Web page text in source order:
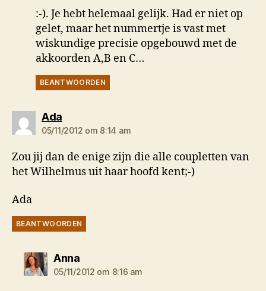
:-). Je hebt helemaal gelijk. Had er niet op
gelet, maar het nummertje is vast met
wiskundige precisie opgebouwd met de
akkoorden A,B en C…
BEANTWOORDEN
Adazegt:
05/11/2012 om 8:14 am
Zou jij dan de enige zijn die alle coupletten van
het Wilhelmus uit haar hoofd kent;-)
Ada
BEANTWOORDEN
Annazegt:
05/11/2012 om 8:16 am